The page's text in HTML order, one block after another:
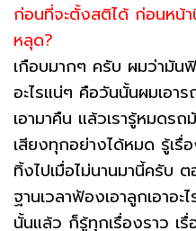
ก่อนที่จะตั้งสติได้ ก่อนหน้า
หลุด?
เกือบมากๆ ครับ ผมว่ามัน
อะไรแน่ๆ คือวันนั้นผมเอา
เอามาคืน แล้วเรารู้หมดร
เสียงทุกอย่างได้หมด รู้เรื่
ทิ้งไปเมื่อไม่นานมานี้ครับ
ฐานเวลาฟ้องเอาลูกเอาอ
นั้นแล้ว ก็รู้ทุกเรื่องราว เรื่